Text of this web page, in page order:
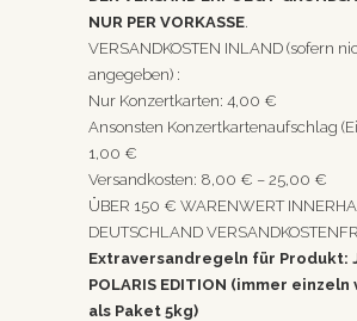
NUR PER VORKASSE.
VERSANDKOSTEN INLAND (sofern
angegeben) :
Nur Konzertkarten: 4,00 €
Ansonsten Konzertkartenaufschlag
1,00 €
Versandkosten: 8,00 € – 25,00 €
ÜBER 150 € WARENWERT
DEUTSCHLAND
Extraversandregeln für Produkt:
POLARIS EDITION (immer
als Paket 5kg)